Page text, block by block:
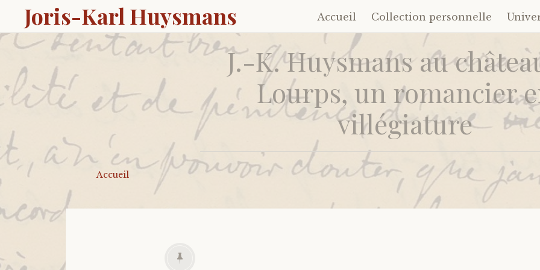
Joris-Karl Huysmans
Accéder
au
contenu
principal
Accueil Collection personnelle
J.-K. Huysmans au
Lourps, un romancier
villégiature
Accueil